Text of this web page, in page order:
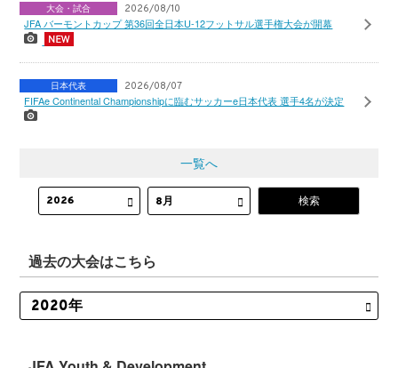
大会・試合 2026/08/10
JFA バーモントカップ 第36回全日本U-12フットサル選手権大会が開幕
日本代表 2026/08/07
FIFAe Continental Championshipに臨むサッカーe日本代表 選手4名が決定
一覧へ
過去の大会はこちら